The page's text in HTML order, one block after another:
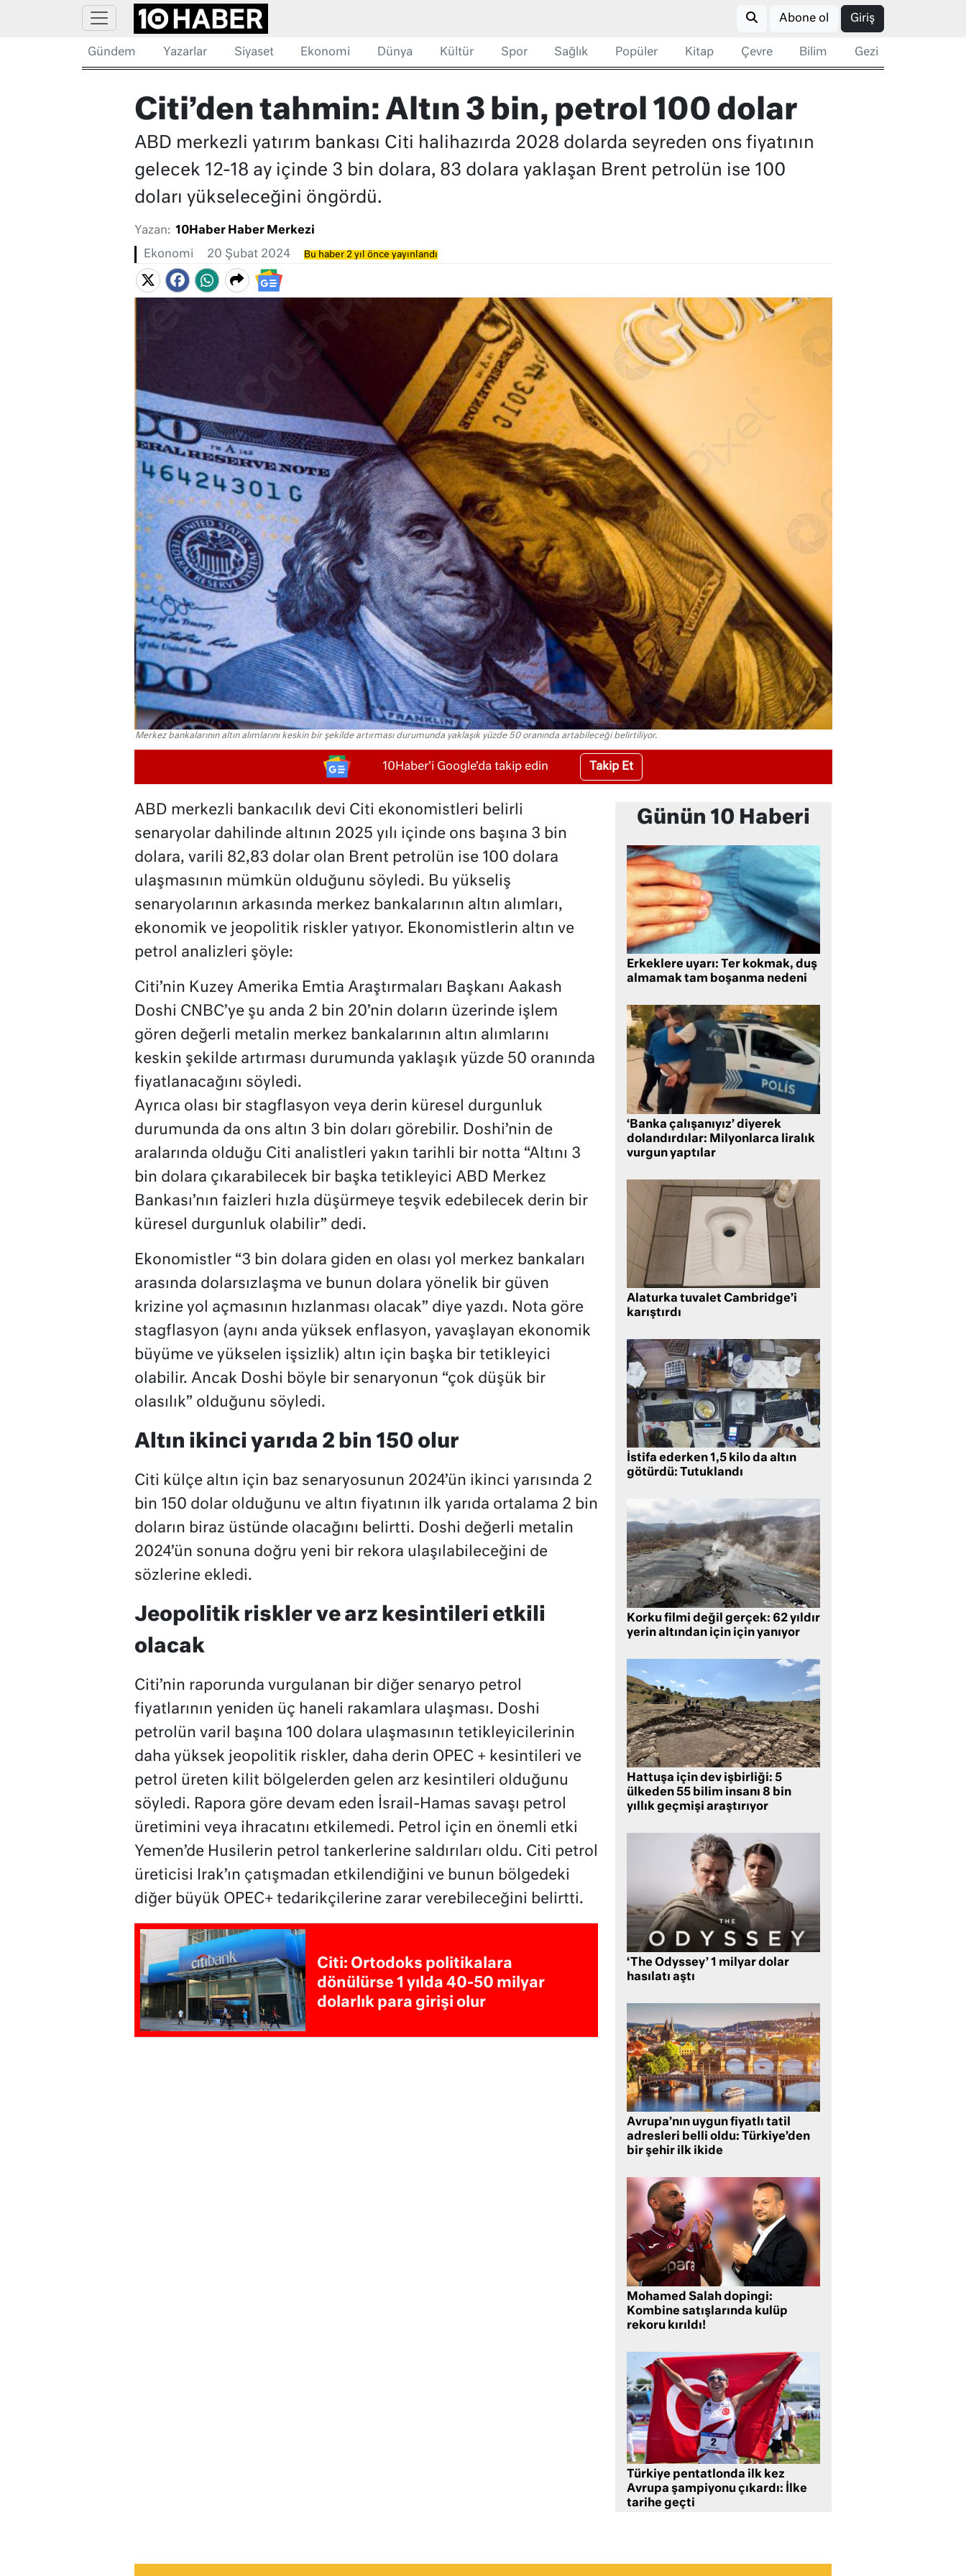
Abone ol Giriş
Gündem Yazarlar Siyaset Ekonomi Dünya Kültür Spor Sağlık Popüler Kitap Çevre Bilim Gezi
Citi’den tahmin: Altın 3 bin, petrol 100 dolar
ABD merkezli yatırım bankası Citi halihazırda 2028 dolarda seyreden ons fiyatının
gelecek 12-18 ay içinde 3 bin dolara, 83 dolara yaklaşan Brent petrolün ise 100
doları yükseleceğini öngördü.
Yazan: 10Haber Haber Merkezi
Ekonomi 20 Şubat 2024 Bu haber 2 yıl önce yayınlandı
Merkez bankalarının altın alımlarını keskin bir şekilde artırması durumunda yaklaşık yüzde 50 oranında artabileceği belirtiliyor.
10Haber'i Google'da takip edin Takip Et
ABD merkezli bankacılık devi Citi ekonomistleri belirli
senaryolar dahilinde altının 2025 yılı içinde ons başına 3 bin
dolara, varili 82,83 dolar olan Brent petrolün ise 100 dolara
ulaşmasının mümkün olduğunu söyledi. Bu yükseliş
senaryolarının arkasında merkez bankalarının altın alımları,
ekonomik ve jeopolitik riskler yatıyor. Ekonomistlerin altın ve
petrol analizleri şöyle:
Citi’nin Kuzey Amerika Emtia Araştırmaları Başkanı Aakash
Doshi CNBC’ye şu anda 2 bin 20’nin doların üzerinde işlem
gören değerli metalin merkez bankalarının altın alımlarını
keskin şekilde artırması durumunda yaklaşık yüzde 50 oranında
fiyatlanacağını söyledi.
Ayrıca olası bir stagflasyon veya derin küresel durgunluk
durumunda da ons altın 3 bin doları görebilir. Doshi’nin de
aralarında olduğu Citi analistleri yakın tarihli bir notta “Altını 3
bin dolara çıkarabilecek bir başka tetikleyici ABD Merkez
Bankası’nın faizleri hızla düşürmeye teşvik edebilecek derin bir
küresel durgunluk olabilir” dedi.
Ekonomistler “3 bin dolara giden en olası yol merkez bankaları
arasında dolarsızlaşma ve bunun dolara yönelik bir güven
krizine yol açmasının hızlanması olacak” diye yazdı. Nota göre
stagflasyon (aynı anda yüksek enflasyon, yavaşlayan ekonomik
büyüme ve yükselen işsizlik) altın için başka bir tetikleyici
olabilir. Ancak Doshi böyle bir senaryonun “çok düşük bir
olasılık” olduğunu söyledi.
Altın ikinci yarıda 2 bin 150 olur
Citi külçe altın için baz senaryosunun 2024’ün ikinci yarısında 2
bin 150 dolar olduğunu ve altın fiyatının ilk yarıda ortalama 2 bin
doların biraz üstünde olacağını belirtti. Doshi değerli metalin
2024’ün sonuna doğru yeni bir rekora ulaşılabileceğini de
sözlerine ekledi.
Jeopolitik riskler ve arz kesintileri etkili
olacak
Citi’nin raporunda vurgulanan bir diğer senaryo petrol
fiyatlarının yeniden üç haneli rakamlara ulaşması. Doshi
petrolün varil başına 100 dolara ulaşmasının tetikleyicilerinin
daha yüksek jeopolitik riskler, daha derin OPEC + kesintileri ve
petrol üreten kilit bölgelerden gelen arz kesintileri olduğunu
söyledi. Rapora göre devam eden İsrail-Hamas savaşı petrol
üretimini veya ihracatını etkilemedi. Petrol için en önemli etki
Yemen’de Husilerin petrol tankerlerine saldırıları oldu. Citi petrol
üreticisi Irak’ın çatışmadan etkilendiğini ve bunun bölgedeki
diğer büyük OPEC+ tedarikçilerine zarar verebileceğini belirtti.
Citi: Ortodoks politikalara
dönülürse 1 yılda 40-50 milyar
dolarlık para girişi olur
Günün 10 Haberi
Erkeklere uyarı: Ter kokmak, duş
almamak tam boşanma nedeni
‘Banka çalışanıyız’ diyerek
dolandırdılar: Milyonlarca liralık
vurgun yaptılar
Alaturka tuvalet Cambridge’i
karıştırdı
İstifa ederken 1,5 kilo da altın
götürdü: Tutuklandı
Korku filmi değil gerçek: 62 yıldır
yerin altından için için yanıyor
Hattuşa için dev işbirliği: 5
ülkeden 55 bilim insanı 8 bin
yıllık geçmişi araştırıyor
‘The Odyssey’ 1 milyar dolar
hasılatı aştı
Avrupa’nın uygun fiyatlı tatil
adresleri belli oldu: Türkiye’den
bir şehir ilk ikide
Mohamed Salah dopingi:
Kombine satışlarında kulüp
rekoru kırıldı!
Türkiye pentatlonda ilk kez
Avrupa şampiyonu çıkardı: İlke
tarihe geçti